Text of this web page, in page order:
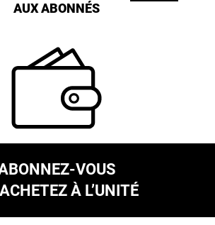
AUX ABONNÉS
VOUS
À L’UNITÉ